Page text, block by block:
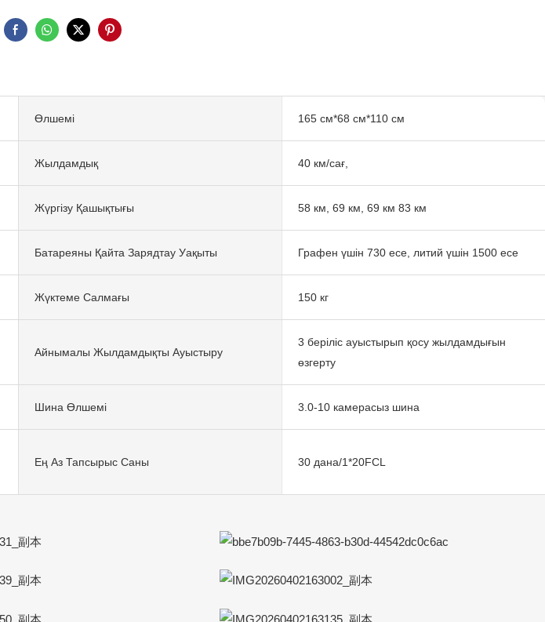
Өлшемі 165 см*68 см*110 см
Жылдамдық 40 км/сағ,
Жүргізу Қашықтығы 58 км, 69 км, 69 км 83 км
Батареяны Қайта Зарядтау Уақыты Графен үшін 730 есе, литий үшін 1500 есе
Жүктеме Салмағы 150 кг
Айнымалы Жылдамдықты Ауыстыру
3 беріліс ауыстырып қосу жылдамдығын
өзгерту
Шина Өлшемі 3.0-10 камерасыз шина
Ең Аз Тапсырыс Саны 30 дана/1*20FCL